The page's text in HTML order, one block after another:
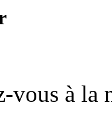
vous à la